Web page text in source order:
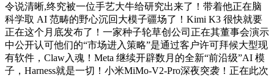
令说清晰,终究被一位手艺大牛给研究出来了！带着他正在脑
科学取 AI 范畴的野心沉回大模子疆场了！Kimi K3 很快就要
正在这个月底发布了！一家种子轮草创公司正在其董事会演示
中公开认可他们的“市场进入策略”是通过客户许可拜候大型现
有软件，Claw入魂！Meta 继续开辟数月的全新“前沿级”AI 模
子，Harness就是一切！小米MiMo-V2-Pro深夜突袭！正在此次